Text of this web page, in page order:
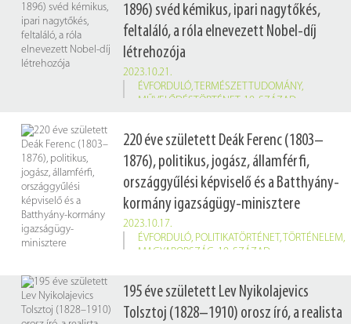
1896) svéd kémikus, ipari nagytőkés,
feltaláló, a róla elnevezett Nobel-díj
létrehozója
2023.10.21.
ÉVFORDULÓ, TERMÉSZETTUDOMÁNY,
MŰVELŐDÉSTÖRTÉNET 19. SZÁZAD
220 éve született Deák Ferenc (1803–
1876), politikus, jogász, államférfi,
országgyűlési képviselő és a Batthyány-
kormány igazságügy-minisztere
2023.10.17.
ÉVFORDULÓ, POLITIKATÖRTÉNET, TÖRTÉNELEM,
MAGYARORSZÁG
19. SZÁZAD
195 éve született Lev Nyikolajevics
Tolsztoj (1828–1910) orosz író, a realista